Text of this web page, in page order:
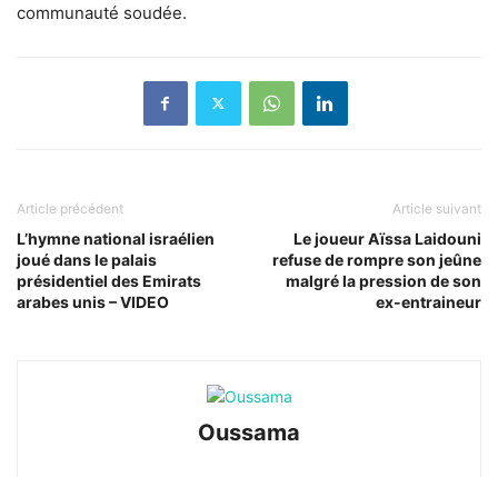
communauté soudée.
Article précédent
L’hymne national israélien
joué dans le palais
présidentiel des Emirats
arabes unis – VIDEO
Article suivant
Le joueur Aïssa Laidouni
refuse de rompre son jeûne
malgré la pression de son
ex-entraineur
Oussama